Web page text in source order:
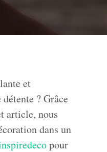
et
? Grâce
article, nous
dans un
pour